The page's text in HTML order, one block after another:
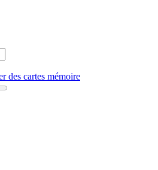
des cartes mémoire